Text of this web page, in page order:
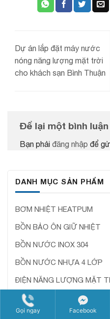
Dự án lắp đặt máy nước
nóng năng lượng mặt trời
cho khách sạn Bình Thuận
Để lại một bình luận
Bạn phải đăng nhập để
DANH MỤC SẢN PHẨM
BƠM NHIỆT HEATPUM
BỒN BẢO ÔN GIỮ NHIỆT
BỒN NƯỚC INOX 304
BỒN NƯỚC NHỰA 4 LỚP
ĐIỆN NĂNG LƯỢNG MẶT
LINH KIỆN ĐIỆN NƯỚC
LỌC NƯỚC ĐẦU NGUỒN
Gọi ngay Facebook